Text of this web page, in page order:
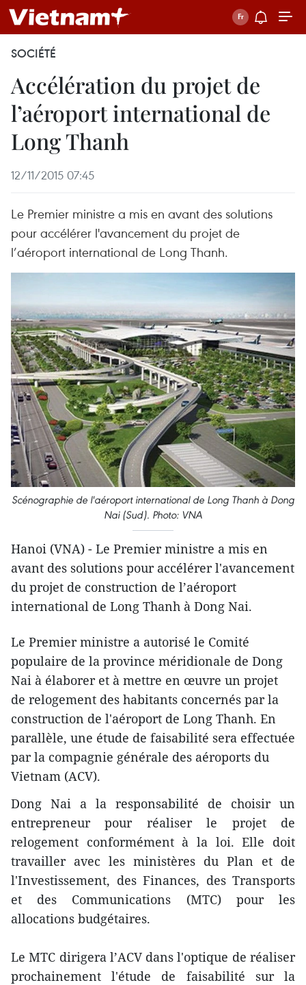
SOCIÉTÉ
Accélération du projet de
l’aéroport international de
Long Thanh
12/11/2015 07:45
Le Premier ministre a mis en avant des solutions
pour accélérer l'avancement du projet de
l’aéroport international de Long Thanh.
Scénographie de l'aéroport international de Long Thanh à Dong
Nai (Sud). Photo: VNA
Hanoi (VNA) - Le Premier ministre a mis en
avant des solutions pour accélérer l'avancement
du projet de construction de l’aéroport
international de Long Thanh à Dong Nai.
Le Premier ministre a ​autorisé le Comité
populaire de la province méridionale de Dong
Nai à élaborer et à mettre en œuvre un projet
de relogement des habitants concernés par la
construction de l'aéroport de Long Thanh. En
parallèle, une étude de faisabilité sera effectuée
par la compagnie générale des aéroports du
Vietnam (ACV).
Dong Nai ​a la responsabilité de ​choisir un
entrepreneur pour réaliser le projet de
relogement conformément à la loi. Elle doit
travailler avec les ministères du Plan et de
l'Investissement, des Finances, des Transports
et des Communications (MTC) pour les
allocations budgétaires.
Le M​TC dirigera l’ACV ​dans l'optique de réaliser
prochainement ​l'étude de faisabilité sur la